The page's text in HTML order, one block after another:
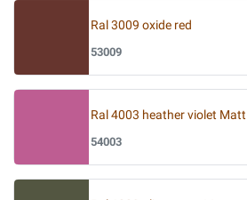
Ral 3009 oxide red
53009
Ral 4003 heather violet Matt
54003